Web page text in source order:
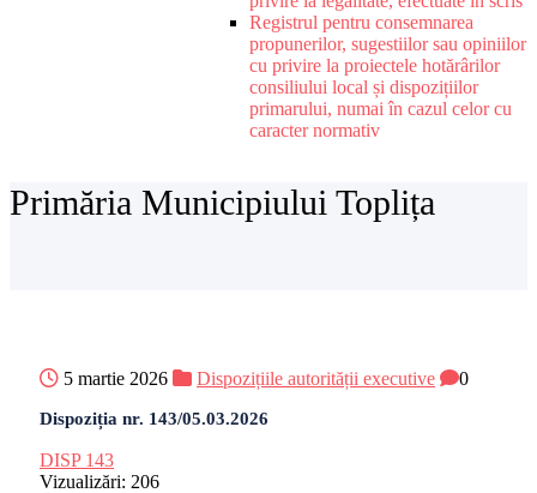
Registrul pentru consemnarea
propunerilor, sugestiilor sau opiniilor
cu privire la proiectele hotărârilor
consiliului local și dispozițiilor
primarului, numai în cazul celor cu
caracter normativ
Primăria Municipiului Toplița
5 martie 2026 Dispozițiile autorității executive 0
Dispoziția nr. 143/05.03.2026
DISP 143
Vizualizări: 206